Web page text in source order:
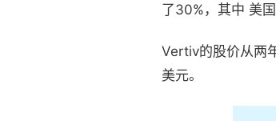
了30%，其中 美
Vertiv的股价从两
美元。